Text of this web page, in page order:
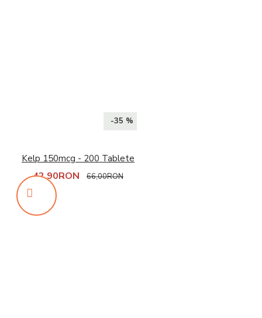
-35 %
Kelp 150mcg - 200 Tablete
42,90RON 66,00RON